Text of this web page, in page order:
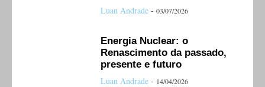
Luan Andrade - 03/07/2026
Energia Nuclear: o
Renascimento da passado,
presente e futuro
Luan Andrade - 14/04/2026